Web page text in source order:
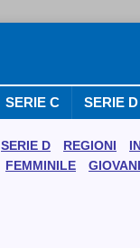
SERIE C SERIE D
SERIE D REGIONI
FEMMINILE